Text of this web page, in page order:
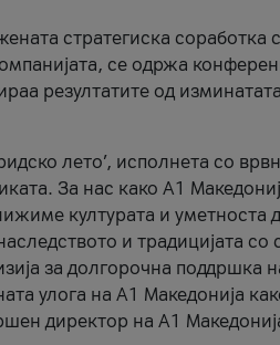
стратегиска
се одржа
резултатите од
лето’, исполнета со
За нас како A1
културата и
и традицијата
за долгорочна поддршка
улога на A1 Македонија
директор на A1